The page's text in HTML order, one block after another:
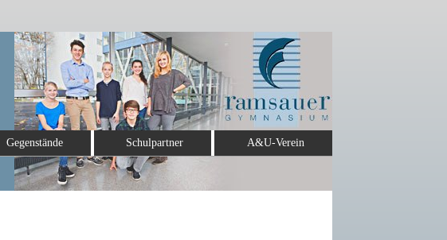
Gegenstände Schulpartner A&U-Verein